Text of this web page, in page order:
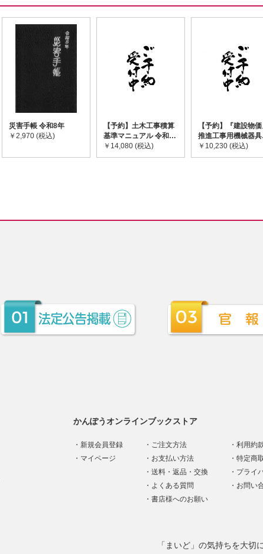
災害手帳 令和8年
￥2,970 (税込)
【予約】土木工事積算
基準マニュアル 令和8
年度版 ※2026年8月
下旬発売予定
￥14,080 (税込)
【予約】『建設物価
推進工事用機械器具
基礎価格表 2026年度
版 ※2026/8/31発
￥10,230 (税込)
かんぽうオンラインブックストア
新規会員登録
マイページ
ご注文方法
お支払い方法
送料・返品・交換
よくある質問
書店様へのお願い
利用約
特定商
プライ
お問い
「まいど」の気持ちを大切